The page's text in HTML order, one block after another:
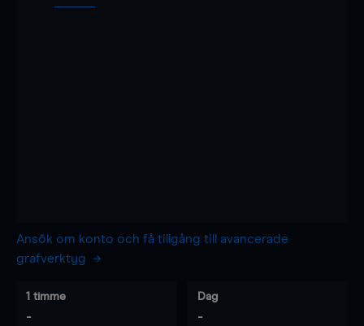
Ansök om konto och få tillgång till avancerade
grafverktyg
1 timme
-
Dag
-